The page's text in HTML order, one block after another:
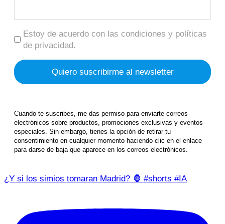
Estoy de acuerdo con las condiciones y políticas
de privacidad.
Cuando te suscribes, me das permiso para enviarte correos
electrónicos sobre productos, promociones exclusivas y eventos
especiales. Sin embargo, tienes la opción de retirar tu
consentimiento en cualquier momento haciendo clic en el enlace
para darse de baja que aparece en los correos electrónicos.
¿Y si los simios tomaran Madrid? 🦍 #shorts #IA